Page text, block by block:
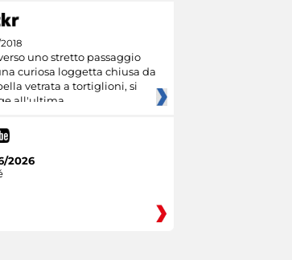
uno stretto passaggio
curiosa loggetta chiusa da
vetrata a tortiglioni, si
all'ultima
2026